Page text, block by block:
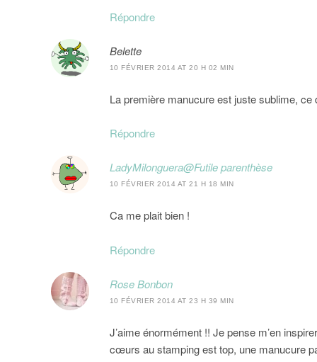
Répondre
Belette
10 FÉVRIER 2014 AT 20 H 02 MIN
La première manucure est juste sublime,
Répondre
LadyMilonguera@Futile parenthèse
10 FÉVRIER 2014 AT 21 H 18 MIN
Ca me plait bien !
Répondre
Rose Bonbon
10 FÉVRIER 2014 AT 23 H 39 MIN
J’aime énormément !! Je pense m’en
cœurs au stamping est top, une manucure